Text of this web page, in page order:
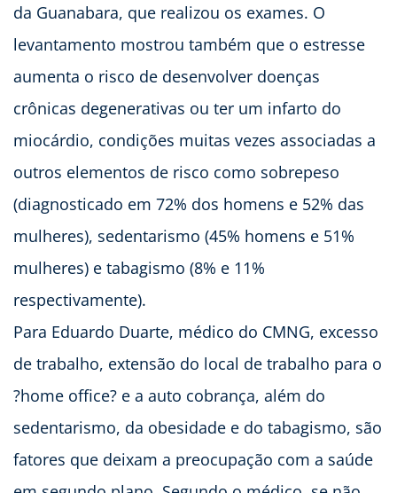
da Guanabara, que realizou os exames. O
levantamento mostrou também que o estresse
aumenta o risco de desenvolver doenças
crônicas degenerativas ou ter um infarto do
miocárdio, condições muitas vezes associadas a
outros elementos de risco como sobrepeso
(diagnosticado em 72% dos homens e 52% das
mulheres), sedentarismo (45% homens e 51%
mulheres) e tabagismo (8% e 11%
respectivamente).
Para Eduardo Duarte, médico do CMNG, excesso
de trabalho, extensão do local de trabalho para o
?home office? e a auto cobrança, além do
sedentarismo, da obesidade e do tabagismo, são
fatores que deixam a preocupação com a saúde